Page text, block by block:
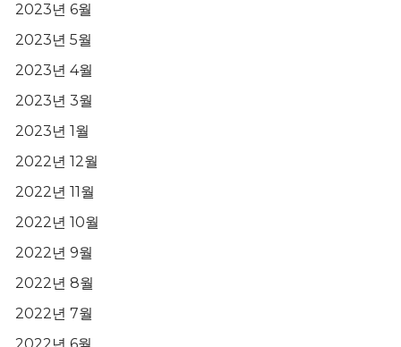
2023년 6월
2023년 5월
2023년 4월
2023년 3월
2023년 1월
2022년 12월
2022년 11월
2022년 10월
2022년 9월
2022년 8월
2022년 7월